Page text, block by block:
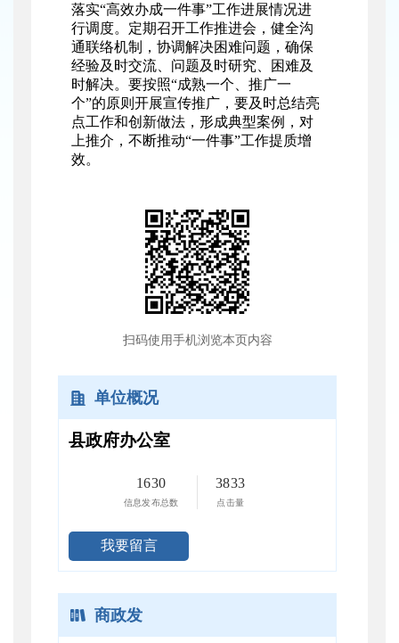
落实“高效办成一件事”工作进展情况进
行调度。定期召开工作推进会，健全沟
通联络机制，协调解决困难问题，确保
经验及时交流、问题及时研究、困难及
时解决。要按照“成熟一个、推广一
个”的原则开展宣传推广，要及时总结亮
点工作和创新做法，形成典型案例，对
上推介，不断推动“一件事”工作提质增
效。
扫码使用手机浏览本页内容
单位概况
县政府办公室
1630
信息发布总数
3833
点击量
我要留言
商政发